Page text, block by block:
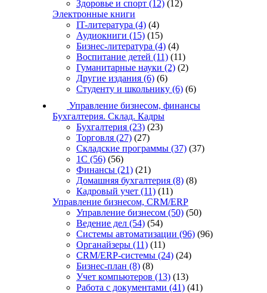
Здоровье и спорт (12) (12)
Электронные книги
IT-литература (4) (4)
Аудиокниги (15) (15)
Бизнес-литература (4) (4)
Воспитание детей (11) (11)
Гуманитарные науки (2) (2)
Другие издания (6) (6)
Студенту и школьнику (6) (6)
Управление бизнесом, финансы
Бухгалтерия. Склад. Кадры
Бухгалтерия (23) (23)
Торговля (27) (27)
Складские программы (37) (37)
1С (56) (56)
Финансы (21) (21)
Домашняя бухгалтерия (8) (8)
Кадровый учет (11) (11)
Управление бизнесом, CRM/ERP
Управление бизнесом (50) (50)
Ведение дел (54) (54)
Системы автоматизации (96) (96)
Органайзеры (11) (11)
CRM/ERP-системы (24) (24)
Бизнес-план (8) (8)
Учет компьютеров (13) (13)
Работа с документами (41) (41)